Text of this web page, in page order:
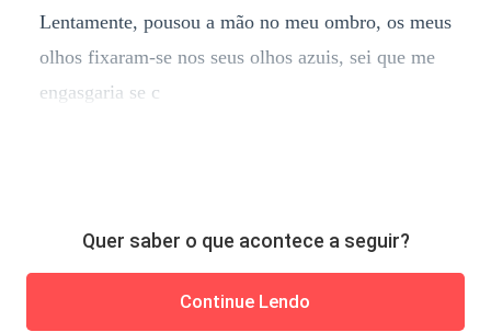
Lentamente, pousou a mão no meu ombro, os meus
olhos fixaram-se nos seus olhos azuis, sei que me
engasgaria se c
Quer saber o que acontece a seguir?
Continue Lendo